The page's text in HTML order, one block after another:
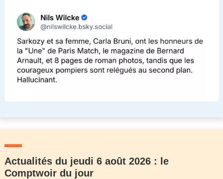
Actualités du jeudi 6 août 2026 : le
Comptwoir du jour